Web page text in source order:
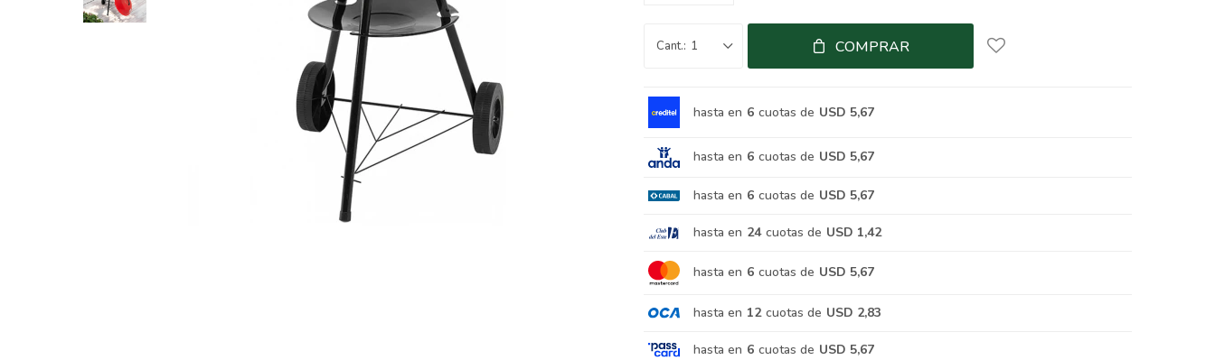
1 COMPRAR
hasta en 6 cuotas de USD 5,67
hasta en 6 cuotas de USD 5,67
hasta en 6 cuotas de USD 5,67
hasta en 24 cuotas de USD 1,42
hasta en 6 cuotas de USD 5,67
hasta en 12 cuotas de USD 2,83
hasta en 6 cuotas de USD 5,67